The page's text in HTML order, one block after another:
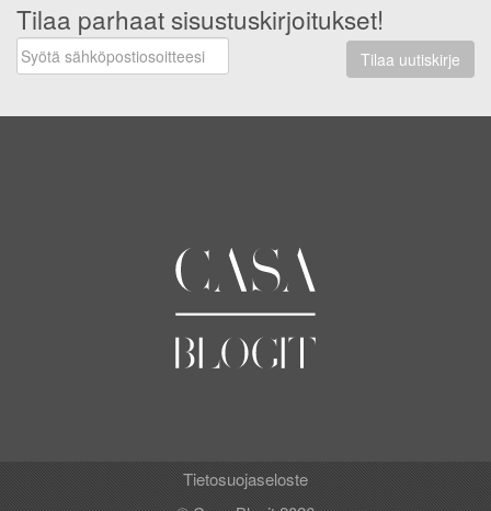
Tilaa parhaat sisustuskirjoitukset!
Tilaa uutiskirje
Tietosuojaseloste